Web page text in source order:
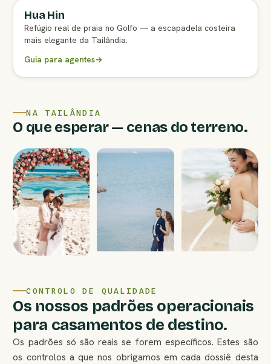
GUIA COMPLETO PARA AGENTES
Hua Hin
Refúgio real de praia no Golfo — a escapadela costeira
mais elegante da Tailândia.
Guia para agentes→
NA TAILÂNDIA
O que esperar — cenas do terreno.
CONTROLO DE QUALIDADE
Os nossos padrões operacionais
para casamentos de destino.
Os padrões só são reais se forem específicos. Estes são
os controlos a que nos obrigamos em cada dossiê desta